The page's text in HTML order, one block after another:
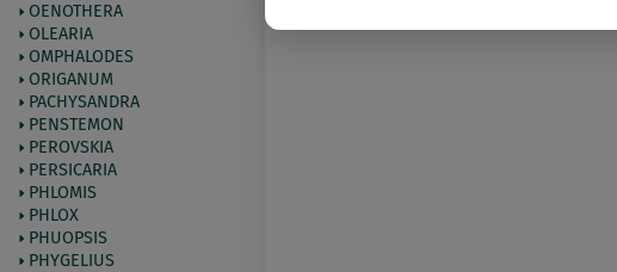
OENOTHERA
OLEARIA
OMPHALODES
ORIGANUM
PACHYSANDRA
PENSTEMON
PEROVSKIA
PERSICARIA
PHLOMIS
PHLOX
PHUOPSIS
PHYGELIUS